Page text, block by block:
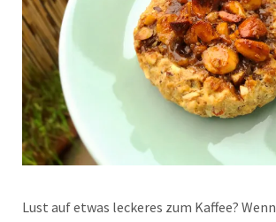
Lust auf etwas leckeres zum Kaffee?